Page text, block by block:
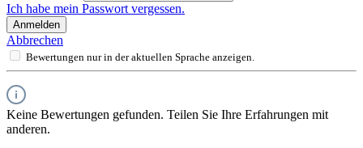
Ich habe mein Passwort vergessen.
Anmelden
Abbrechen
Bewertungen nur in der aktuellen Sprache anzeigen.
Keine Bewertungen gefunden. Teilen Sie Ihre Erfahrungen mit
anderen.